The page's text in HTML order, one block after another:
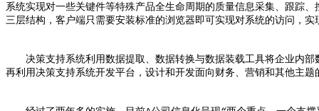
系统实现对一些关键件等特殊产品全生命周期的质量信息采集、跟踪、
三层结构，客户端只需要安装标准的浏览器即可实现对系统的访问，
决策支持系统利用数据提取、数据转换与数据装载工具将企业内部
再利用决策支持系统开发平台，设计和开发面向财务、营销和其他主题